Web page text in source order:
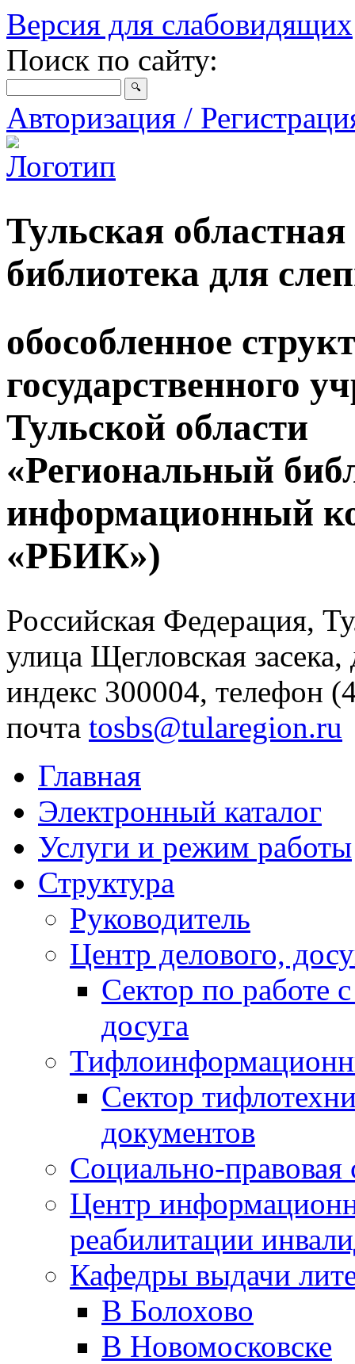
Версия для слабовидящих
Поиск по сайту:
Авторизация /
Тульская
библиотека для
обособленное
государственного
Тульской области
«Региональный
информационный
«РБИК»)
Российская Федерация,
улица Щегловская
индекс 300004, телефон
почта tosbs@tularegion.ru
Главная
Электронный каталог
Услуги и режим работы
Структура
Руководитель
Центр делового,
Сектор по работе
досуга
Сектор
документов
Социально-правовая
Центр
реабилитации
Кафедры выдачи
В Болохово
В Новомосковске